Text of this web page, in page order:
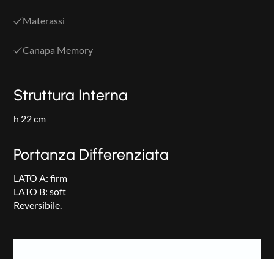
Materassi
Canapa Memory
Struttura Interna
h 22 cm
Portanza Differenziata
LATO A: firm
LATO B: soft
Reversibile.